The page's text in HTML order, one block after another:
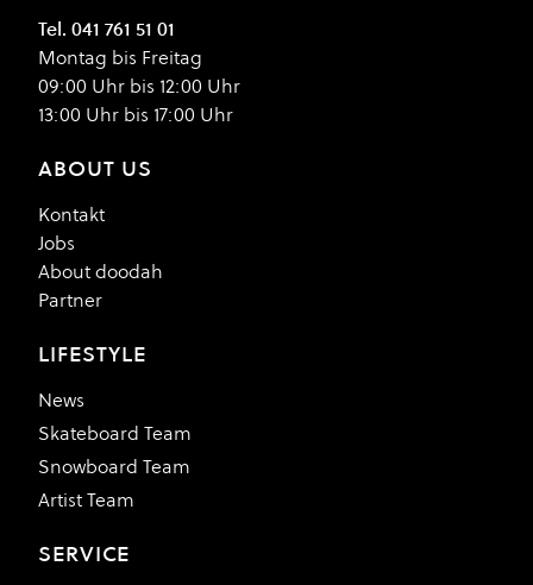
Tel. 041 761 51 01
Montag bis Freitag
09:00 Uhr bis 12:00 Uhr
13:00 Uhr bis 17:00 Uhr
ABOUT US
Kontakt
Jobs
About doodah
Partner
LIFESTYLE
News
Skateboard Team
Snowboard Team
Artist Team
SERVICE